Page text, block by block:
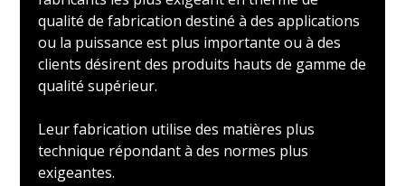
qualité de fabrication destiné à des applications
ou la puissance est plus importante ou à des
clients désirent des produits hauts de gamme de
qualité supérieur.
Leur fabrication utilise des matières plus
technique répondant à des normes plus
exigeantes.